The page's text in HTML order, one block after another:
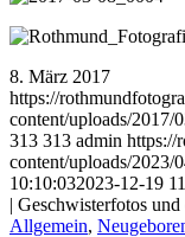
8. März 2017
https://
content/uploads/
313 313 admin https://
content/uploads/2023/
10:10:032023-12-19
| Geschwisterfotos und
Allgemein,